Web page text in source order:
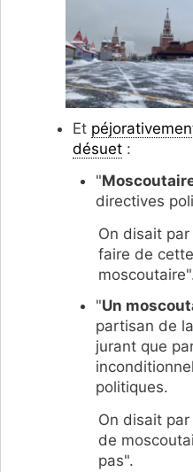
Et
désuet :
"
directives
On disait
faire de cette
"Un
partisan de la
jurant que
politiques.
On disait
de
pas".